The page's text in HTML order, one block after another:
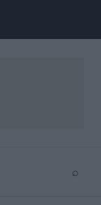
⌕